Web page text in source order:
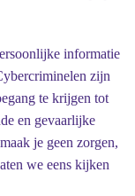
informatie
zijn
te krijgen tot
en gevaarlijke
je geen zorgen,
we eens kijken